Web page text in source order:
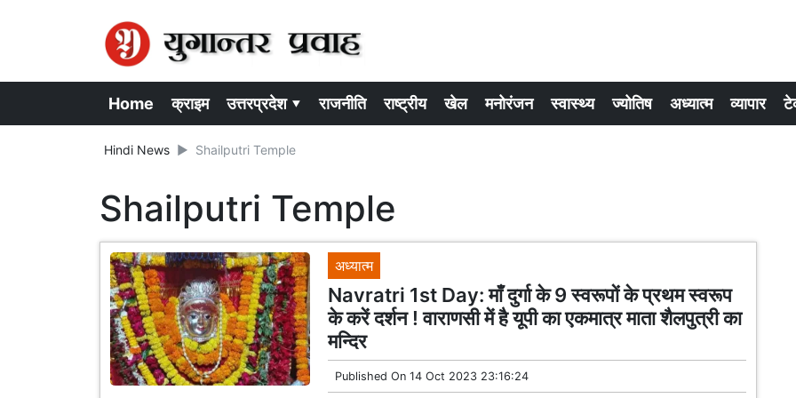
Home क्राइम उत्तरप्रदेश ▾ राजनीति राष्ट्रीय खेल मनोरंजन स्वास्थ्य ज्योतिष अध्यात्म व्यापार
Hindi News Shailputri Temple
Shailputri Temple
अध्यात्म
Navratri 1st Day: माँ दुर्गा के 9 स्वरूपों के प्रथम स्वरूप
के करें दर्शन ! वाराणसी में है यूपी का एकमात्र माता शैलपुत्री का
मन्दिर
Published On 14 Oct 2023 23:16:24